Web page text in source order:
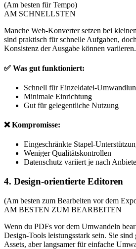
(Am besten für Tempo)
AM SCHNELLSTEN
Manche Web-Konverter setzen bei
sind praktisch für schnelle Aufgaben,
Konsistenz der Ausgabe können variieren.
✅ Was gut funktioniert:
Schnell für Einzeldatei-
Minimale Einrichtung
Gut für gelegentliche Nutzung
❌ Kompromisse:
Eingeschränkte Stapel-
Weniger Qualitätskontrollen
Datenschutz variiert je nach
4. Design-orientierte Editoren
(Am besten zum Bearbeiten vor dem
AM BESTEN ZUM BEARBEITEN
Wenn du PDFs vor dem Umwandeln
Design-Tools leistungsstark sein. Sie
Assets, aber langsamer für einfache